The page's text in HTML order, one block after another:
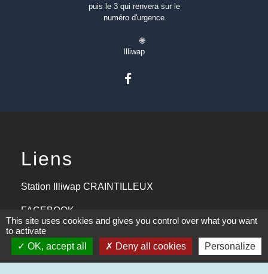
puis le 3 qui renvera sur le
numéro d'urgence
🌐
Illiwap
Liens
Station Illiwap CRAINTILLEUX
FACEBOOK
Aide aux logements 2024
Communauté d'agglomération
This site uses cookies and gives you control over what you want
to activate
OK, accept all
Deny all cookies Personalize